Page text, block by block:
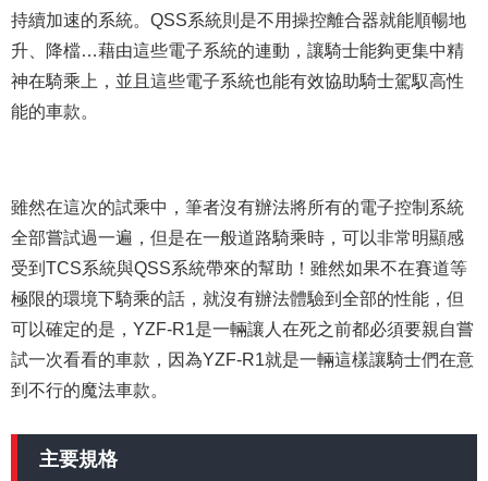
持續加速的系統。QSS系統則是不用操控離合器就能順暢地
升、降檔…藉由這些電子系統的連動，讓騎士能夠更集中精
神在騎乘上，並且這些電子系統也能有效協助騎士駕馭高性
能的車款。
雖然在這次的試乘中，筆者沒有辦法將所有的電子控制系統
全部嘗試過一遍，但是在一般道路騎乘時，可以非常明顯感
受到TCS系統與QSS系統帶來的幫助！雖然如果不在賽道等
極限的環境下騎乘的話，就沒有辦法體驗到全部的性能，但
可以確定的是，YZF-R1是一輛讓人在死之前都必須要親自嘗
試一次看看的車款，因為YZF-R1就是一輛這樣讓騎士們在意
到不行的魔法車款。
主要規格